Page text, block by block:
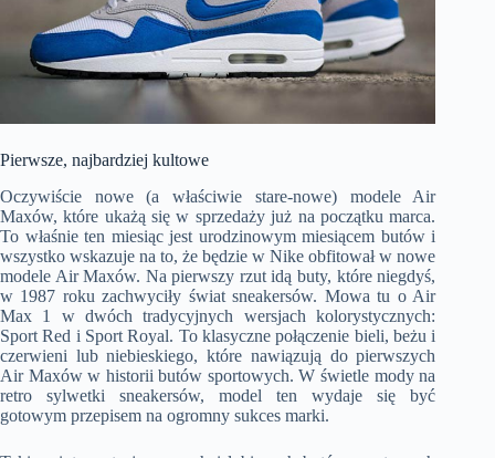
Pierwsze, najbardziej kultowe
Oczywiście nowe (a właściwie stare-nowe) modele Air
Maxów, które ukażą się w sprzedaży już na początku marca.
To właśnie ten miesiąc jest urodzinowym miesiącem butów i
wszystko wskazuje na to, że będzie w Nike obfitował w nowe
modele Air Maxów. Na pierwszy rzut idą buty, które niegdyś,
w 1987 roku zachwyciły świat sneakersów. Mowa tu o Air
Max 1 w dwóch tradycyjnych wersjach kolorystycznych:
Sport Red i Sport Royal. To klasyczne połączenie bieli, beżu i
czerwieni lub niebieskiego, które nawiązują do pierwszych
Air Maxów w historii butów sportowych. W świetle mody na
retro sylwetki sneakersów, model ten wydaje się być
gotowym przepisem na ogromny sukces marki.